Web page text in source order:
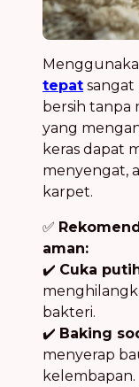
tepat
bersih tanpa
yang
keras dapat
menyengat,
karpet.
✅
aman:
✔️ Cuka
bakteri.
✔️ Baking
menyerap
kelembapan.